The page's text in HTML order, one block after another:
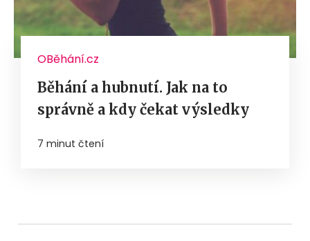
OBěhání.cz
Běhání a hubnutí. Jak na to
správně a kdy čekat výsledky
7 minut čtení